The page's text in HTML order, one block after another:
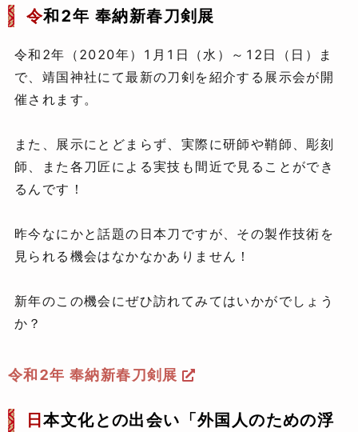
令和2年 奉納新春刀剣展
令和2年（2020年）1月1日（水）～12日（日）ま
で、靖国神社にて最新の刀剣を紹介する展示会が開
催されます。
また、展示にとどまらず、実際に研師や鞘師、彫刻
師、また各刀匠による実技も間近で見ることができ
るんです！
昨今なにかと話題の日本刀ですが、その製作技術を
見られる機会はなかなかありません！
新年のこの機会にぜひ訪れてみてはいかがでしょう
か？
令和2年 奉納新春刀剣展
日本文化との出会い「外国人のための浮